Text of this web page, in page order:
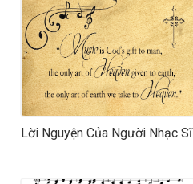
Lời Nguyện Của Người Nhạc Sĩ